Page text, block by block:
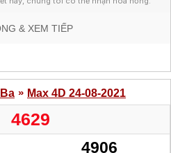
& XEM TIẾP
» Max 4D 24-08-2021
4629
4906